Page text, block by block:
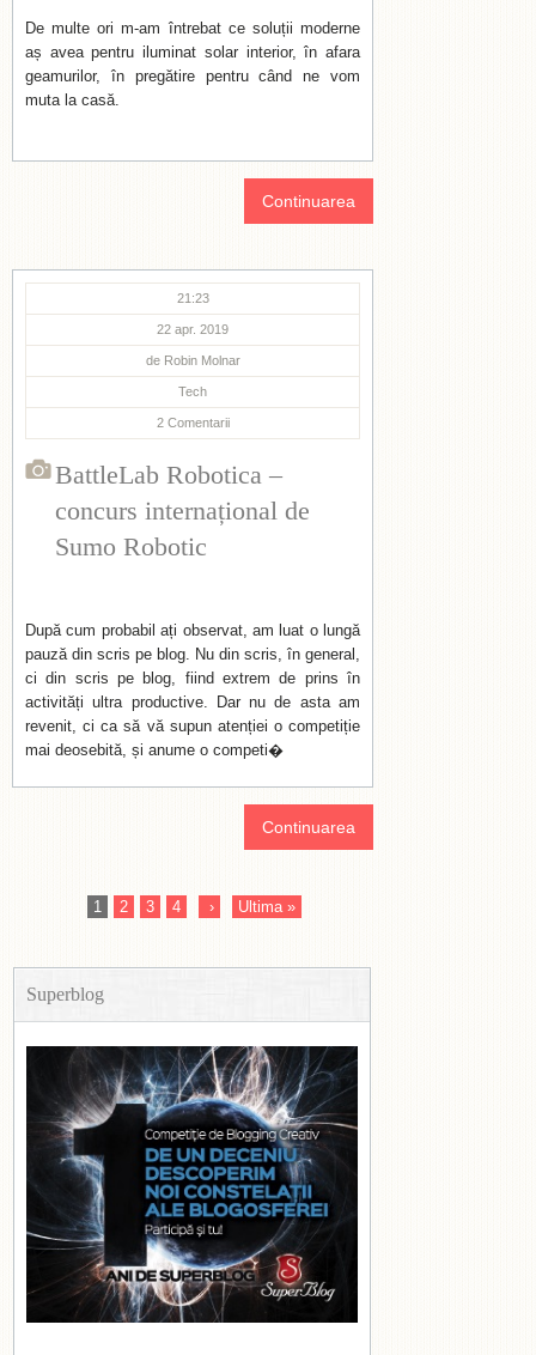
De multe ori m-am întrebat ce soluții moderne
aș avea pentru iluminat solar interior, în afara
geamurilor, în pregătire pentru când ne vom
muta la casă.
Continuarea
21:23
22 apr. 2019
de Robin Molnar
Tech
2 Comentarii
BattleLab Robotica –
concurs internațional de
Sumo Robotic
După cum probabil ați observat, am luat o lungă
pauză din scris pe blog. Nu din scris, în general,
ci din scris pe blog, fiind extrem de prins în
activități ultra productive. Dar nu de asta am
revenit, ci ca să vă supun atenției o competiție
mai deosebită, și anume o competi�
Continuarea
1 2 3 4 › Ultima »
Superblog